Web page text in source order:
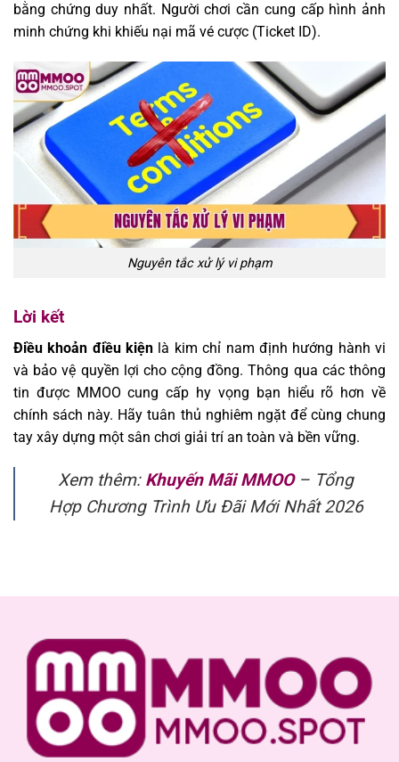
bằng chứng duy nhất. Người chơi cần cung cấp hình ảnh
minh chứng khi khiếu nại mã vé cược (Ticket ID).
Nguyên tắc xử lý vi phạm
Lời kết
Điều khoản điều kiện là kim chỉ nam định hướng hành vi
và bảo vệ quyền lợi cho cộng đồng. Thông qua các thông
tin được MMOO cung cấp hy vọng bạn hiểu rõ hơn về
chính sách này. Hãy tuân thủ nghiêm ngặt để cùng chung
tay xây dựng một sân chơi giải trí an toàn và bền vững.
Xem thêm: Khuyến Mãi MMOO– Tổng
Hợp Chương Trình Ưu Đãi Mới Nhất 2026